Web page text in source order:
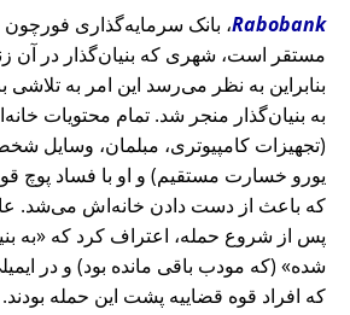
Rabobank
مستقر است، شهری که بنیان‌گذار در آن
بنابراین به نظر می‌رسد این امر به
به بنیان‌گذار منجر شد. تمام محتویات
یورو خسارت مستقیم) و او با فساد پوچ
که باعث از دست دادن خانه‌اش می‌شد.
پس از شروع حمله، اعتراف کرد که
به
شده
(که مودب باقی مانده بود) و در
که افراد قوه قضاییه پشت این حمله بودند.